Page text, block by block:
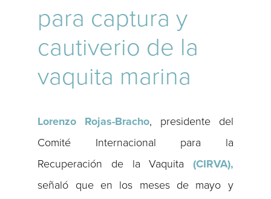
para captura y
cautiverio de la
vaquita marina
Lorenzo Rojas-Bracho, presidente del
Comité Internacional para la
Recuperación de la Vaquita (CIRVA),
señaló que en los meses de mayo y